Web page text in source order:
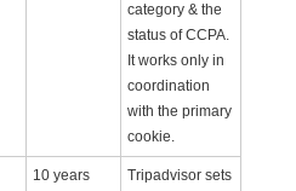
category & the
status of CCPA.
It works only in
coordination
with the primary
cookie.
10 years
Tripadvisor sets